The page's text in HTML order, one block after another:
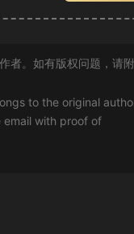
者。如有版权问题，请
to the original
with proof of